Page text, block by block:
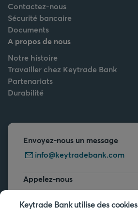
Contactez-nous
Sécurité bancaire
Documents
A propos de nous
Notre histoire
Travailler chez Keytrade Bank
Partenariats
Durabilité
Envoyez-nous un message
info@keytradebank.com
Appelez-nous
+32 2 679 90 00
Keytrade Bank utilise des cookies